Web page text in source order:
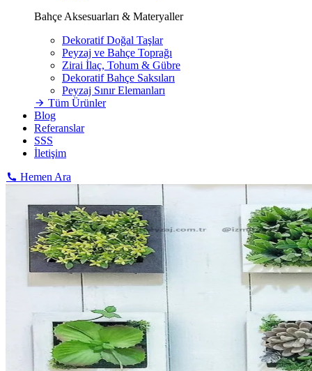
Bahçe Aksesuarları & Materyaller
Dekoratif Doğal Taşlar
Peyzaj ve Bahçe Toprağı
Zirai İlaç, Tohum & Gübre
Dekoratif Bahçe Saksıları
Peyzaj Sınır Elemanları
Tüm Ürünler
Blog
Referanslar
SSS
İletişim
Hemen Ara